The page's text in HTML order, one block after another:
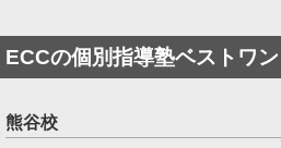
ECCの個別指導塾ベストワン
熊谷校